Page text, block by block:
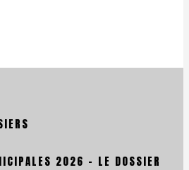
2026 – LE DOSSIER